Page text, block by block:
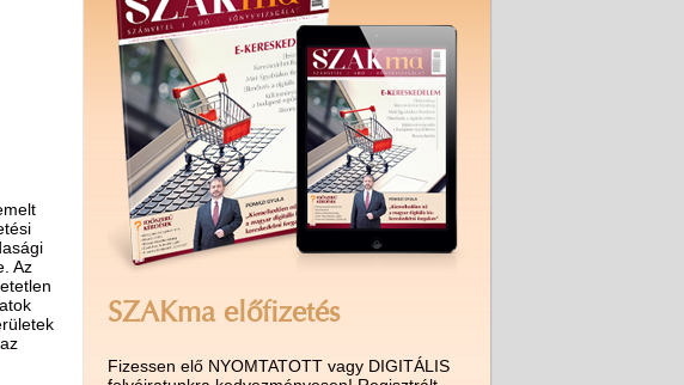
Az
SZAKma előfizetés
Fizessen elő NYOMTATOTT vagy DIGITÁLIS